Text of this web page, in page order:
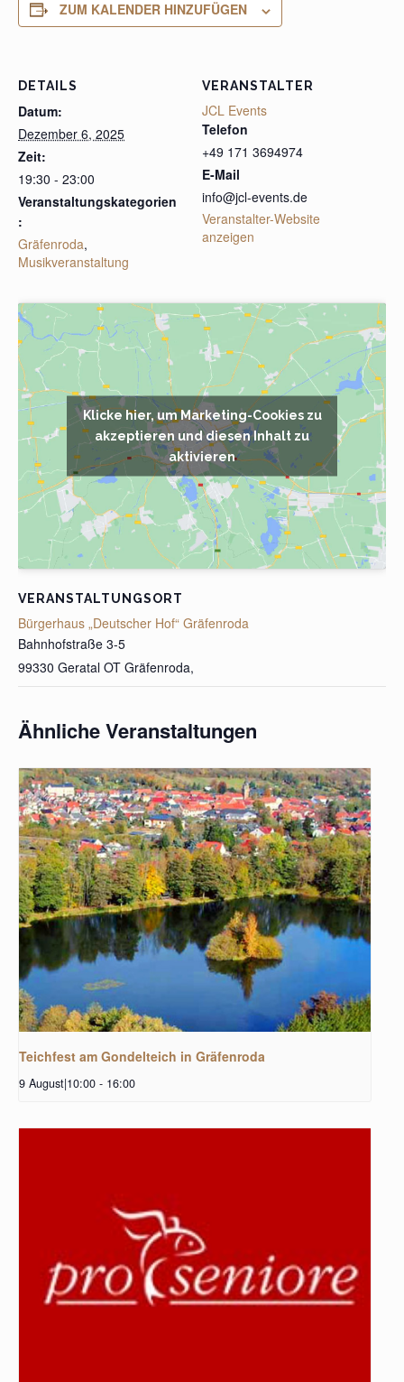
ZUM KALENDER HINZUFÜGEN
DETAILS
Datum:
Dezember 6, 2025
Zeit:
19:30 - 23:00
Veranstaltungskategorien
:
Gräfenroda,
Musikveranstaltung
VERANSTALTER
JCL Events
Telefon
+49 171 3694974
E-Mail
info@jcl-events.de
Veranstalter-Website
anzeigen
VERANSTALTUNGSORT
Bürgerhaus „Deutscher Hof“ Gräfenroda
Bahnhofstraße 3-5
99330 Geratal OT Gräfenroda,
Klicke hier, um Marketing-Cookies zu
akzeptieren und diesen Inhalt zu
aktivieren
Ähnliche Veranstaltungen
Teichfest am Gondelteich in Gräfenroda
9 August|10:00 - 16:00